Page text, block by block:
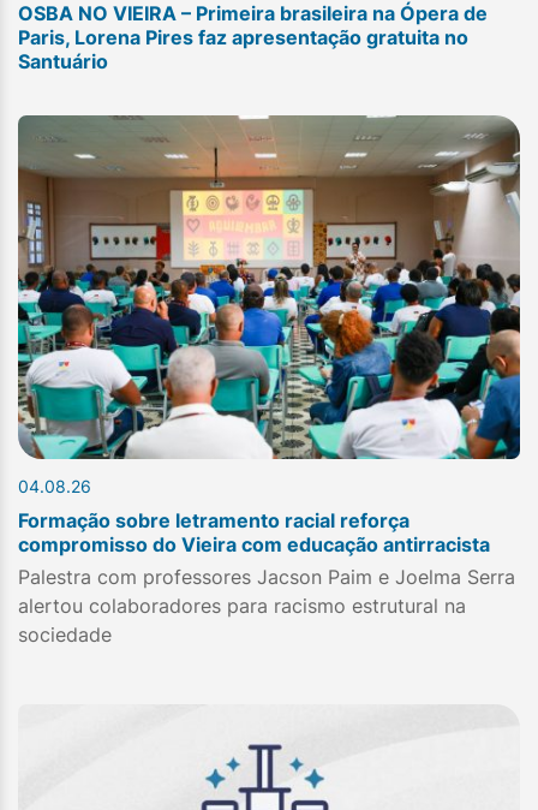
OSBA NO VIEIRA – Primeira brasileira na Ópera de
Paris, Lorena Pires faz apresentação gratuita no
Santuário
04.08.26
Formação sobre letramento racial reforça
compromisso do Vieira com educação antirracista
Palestra com professores Jacson Paim e Joelma Serra
alertou colaboradores para racismo estrutural na
sociedade